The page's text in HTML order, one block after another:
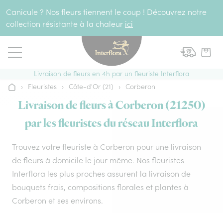
Canicule ? Nos fleurs tiennent le coup ! Découvrez notre
collection résistante à la chaleur ici
Livraison de fleurs en 4h par un fleuriste Interflora
Accueil
› Fleuristes › Côte-d'Or (21) › Corberon
Livraison de fleurs à Corberon (21250)
par les fleuristes du réseau Interflora
Trouvez votre fleuriste à Corberon pour une livraison
de fleurs à domicile le jour même. Nos fleuristes
Interflora les plus proches assurent la livraison de
bouquets frais, compositions florales et plantes à
Corberon et ses environs.